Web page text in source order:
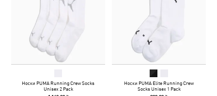
Носки PUMA Running Crew Socks
Unisex 2 Pack
Носки PUMA Elite Running Crew
Socks Unisex 1 Pack